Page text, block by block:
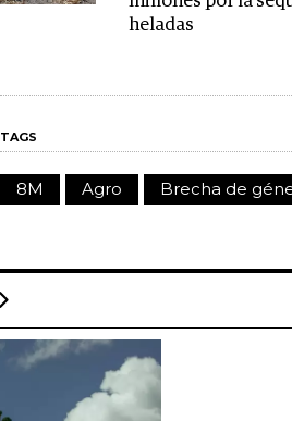
heladas
TAGS
8M Agro Brecha de